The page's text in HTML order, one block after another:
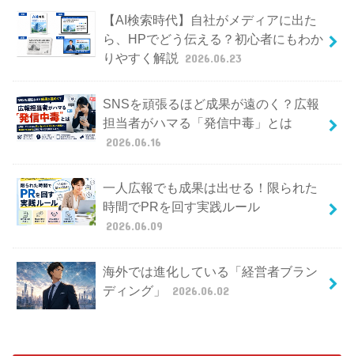
【AI検索時代】自社がメディアに出た
ら、HPでどう伝える？初心者にもわか
りやすく解説
2026.06.23
SNSを頑張るほど成果が遠のく？広報
担当者がハマる「発信中毒」とは
2026.06.16
一人広報でも成果は出せる！限られた
時間でPRを回す実践ルール
2026.06.09
海外では進化している「経営者ブラン
ディング」
2026.06.02